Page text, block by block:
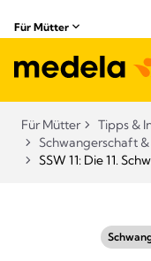
Für Mütter
Für Mütter
Tipps &
Schwangerschaft
SSW 11: Die 11.